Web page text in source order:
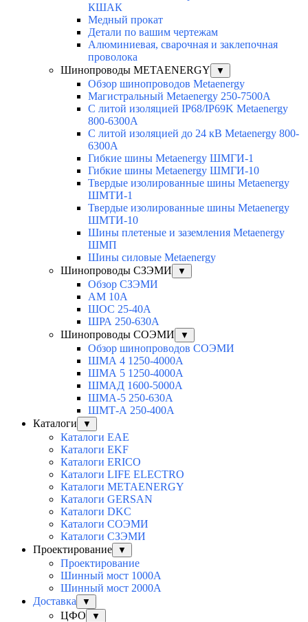
КШАК
Медный прокат
Детали по вашим чертежам
Алюминиевая, cварочная и заклепочная
проволока
Шинопроводы METAENERGY
▼
Обзор шинопроводов Metaenergy
Магистральный Metaenergy 250-7500A
С литой изоляцией IP68/IP69K Metaenergy
800-6300A
С литой изоляцией до 24 кВ Metaenergy 800-
6300A
Гибкие шины Metaenergy ШМГИ-1
Гибкие шины Metaenergy ШМГИ-10
Твердые изолированные шины Metaenergy
ШМТИ-1
Твердые изолированные шины Metaenergy
ШМТИ-10
Шины плетеные и заземления Metaenergy
ШМП
Шины силовые Metaenergy
Шинопроводы СЗЭМИ
▼
Обзор СЗЭМИ
АМ 10А
ШОС 25-40А
ШРА 250-630А
Шинопроводы СОЭМИ
▼
Обзор шинопроводов СОЭМИ
ШМА 4 1250-4000А
ШМА 5 1250-4000А
ШМАД 1600-5000А
ШМА-5 250-630А
ШМТ-А 250-400А
Каталоги
▼
Каталоги EAE
Каталоги EKF
Каталоги ERICO
Каталоги LIFE ELECTRO
Каталоги METAENERGY
Каталоги GERSAN
Каталоги DKC
Каталоги СОЭМИ
Каталоги СЗЭМИ
Проектирование
▼
Проектирование
Шинный мост 1000А
Шинный мост 2000А
Доставка
▼
ЦФО ▼